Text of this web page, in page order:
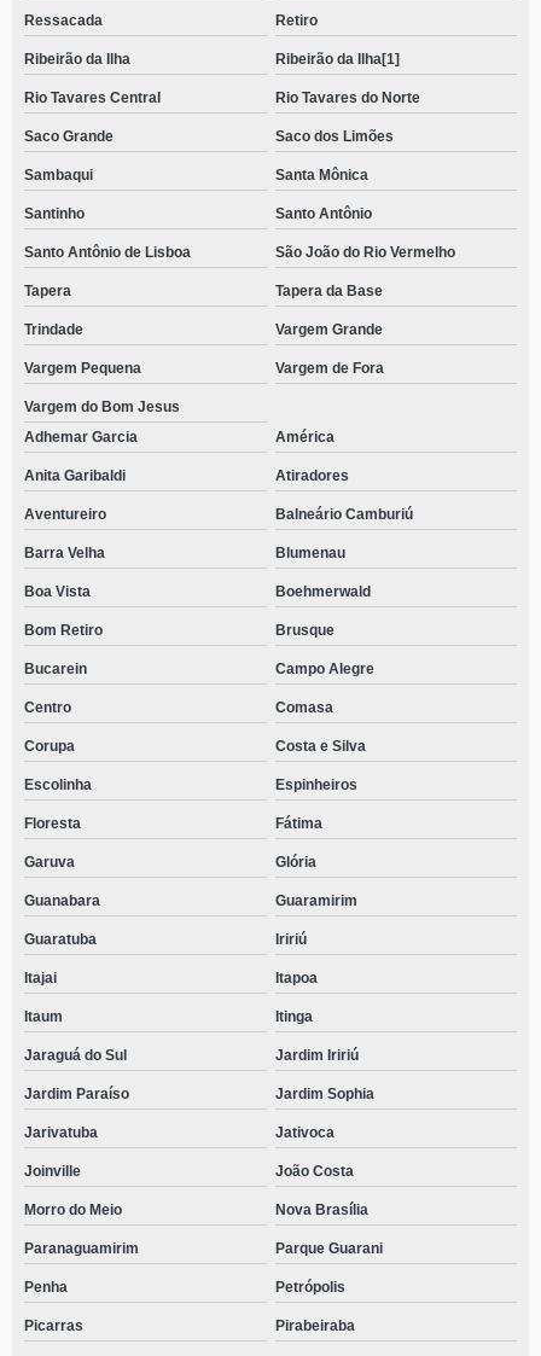
Ressacada Retiro
Ribeirão da Ilha Ribeirão da Ilha[1]
Rio Tavares Central Rio Tavares do Norte
Saco Grande Saco dos Limões
Sambaqui Santa Mônica
Santinho Santo Antônio
Santo Antônio de Lisboa São João do Rio Vermelho
Tapera Tapera da Base
Trindade Vargem Grande
Vargem Pequena Vargem de Fora
Vargem do Bom Jesus
Adhemar Garcia
América
Anita Garibaldi Atiradores
Aventureiro Balneário Camburiú
Barra Velha Blumenau
Boa Vista Boehmerwald
Bom Retiro Brusque
Bucarein Campo Alegre
Centro Comasa
Corupa Costa e Silva
Escolinha Espinheiros
Floresta Fátima
Garuva Glória
Guanabara Guaramirim
Guaratuba Iririú
Itajai Itapoa
Itaum Itinga
Jaraguá do Sul Jardim Iririú
Jardim Paraíso Jardim Sophia
Jarivatuba Jativoca
Joinville João Costa
Morro do Meio Nova Brasília
Paranaguamirim Parque Guarani
Penha Petrópolis
Picarras Pirabeiraba